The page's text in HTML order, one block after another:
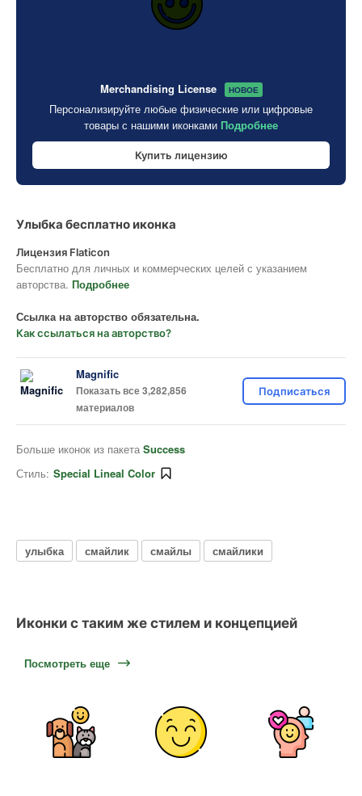
Merchandising License НОВОЕ
Персонализируйте любые физические или цифровые
товары с нашими иконками Подробнее
Купить лицензию
Улыбка бесплатно иконка
Лицензия Flaticon
Бесплатно для личных и коммерческих целей с указанием
авторства. Подробнее
Ссылка на авторство обязательна.
Как ссылаться на авторство?
Magnific
Показать все 3,282,856
материалов
Подписаться
Больше иконок из пакета Success
Стиль: Special Lineal Color
улыбка смайлик смайлы смайлики
Иконки с таким же стилем и концепцией
Посмотреть еще